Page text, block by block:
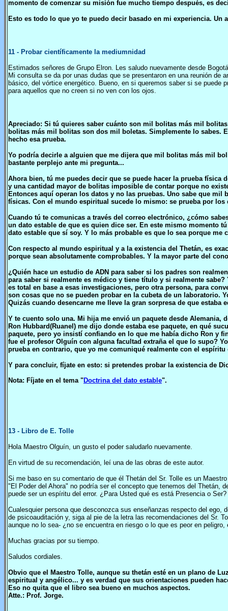
momento de comenzar su misión fue mucho tiempo después, es
Esto es todo lo que yo te puedo decir basado en mi experiencia. Un
11 - Probar científicamente la mediumnidad
Estimados señores de Grupo Elron. Les saludo nuevamente desde
Mi consulta se da por unas dudas que se presentaron en una reunión
básico, del vórtice energético. Bueno, en si queremos saber si se
para aquellos que no creen si no ven con los ojos.
Apreciado: Si tú quieres saber cuánto son mil bolitas más mil
bolitas más mil bolitas son dos mil boletas. Simplemente lo sabes.
hecho esa prueba.
Yo podría decirle a alguien que me dijera que mil bolitas más mil
bastante perplejo ante mi pregunta...
Ahora bien, tú me puedes decir que se puede hacer la prueba
y una cantidad mayor de bolitas imposible de contar porque no
Entonces aquí operan los datos y no las pruebas. Uno sabe que
físicas. Con el mundo espiritual sucede lo mismo: se prueba por
Cuando tú te comunicas a través del correo electrónico, ¿cómo
un dato estable de que es quien dice ser. En este mismo momento
dato estable que sí soy. Y lo más probable es que lo sea porque
Con respecto al mundo espiritual y a la existencia del Thetán, es
porque sean absolutamente comprobables. Y la mayor parte del
¿Quién hace un estudio de ADN para saber si los padres son
para saber si realmente es médico y tiene título y si realmente
es total en base a esas investigaciones, pero otra persona, para
son cosas que no se pueden probar en la cubeta de un
Quizás cuando desencarne me lleve la gran sorpresa de que
Y te cuento solo una. Mi hija me envió un paquete desde Alemania,
Ron Hubbard(Ruanel) me dijo donde estaba ese paquete, en qué
paquete, pero yo insistí confiando en lo que me había dicho Ron y
fue el profesor Olguín con alguna facultad extraña el que lo supo?
prueba en contrario, que yo me comuniqué realmente con el espíritu
Y para concluir, fíjate en esto: si pretendes probar la existencia de
Nota: Fíjate en el tema "Doctrina del dato estable".
13 - Libro de E. Tolle
Hola Maestro Olguín, un gusto el poder saludarlo nuevamente.
En virtud de su recomendación, leí una de las obras de este autor.
Si me baso en su comentario de que él Thetán del Sr. Tolle es un
"El Poder del Ahora" no podría ser el concepto que tenemos del Thetán,
puede ser un espíritu del error. ¿Para Usted qué es está Presencia o Ser?
Cualesquier persona que desconozca sus enseñanzas respecto del
de psicoauditación y, siga al pie de la letra las recomendaciones del Sr.
aunque no lo sea- ¿no se encuentra en riesgo o lo que es peor en
Muchas gracias por su tiempo.
Saludos cordiales.
Obvio que el Maestro Tolle, aunque su thetán esté en un plano de
espiritual y angélico... y es verdad que sus orientaciones pueden
Eso no quita que el libro sea bueno en muchos aspectos.
Atte.: Prof. Jorge.